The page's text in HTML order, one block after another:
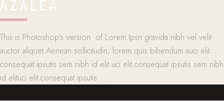
This is Photoshop's version of Lorem Ipsn gravida nibh vel velit
auctor aliquet.Aenean sollicitudin, lorem quis bibendum auci elit
consequat ipsutis sem nibh id elit.uci elit consequat ipsutis sem nibh
id elituci elit consequat ipsutis ...